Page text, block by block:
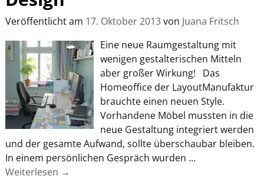
Veröffentlicht am 17. Oktober 2013von Juana Fritsch
Eine neue Raumgestaltung mit
wenigen gestalterischen Mitteln
aber großer Wirkung! Das
Homeoffice der LayoutManufaktur
brauchte einen neuen Style.
Vorhandene Möbel mussten in die
neue Gestaltung integriert werden
und der gesamte Aufwand, sollte überschaubar bleiben.
In einem persönlichen Gespräch wurden …
Weiterlesen →